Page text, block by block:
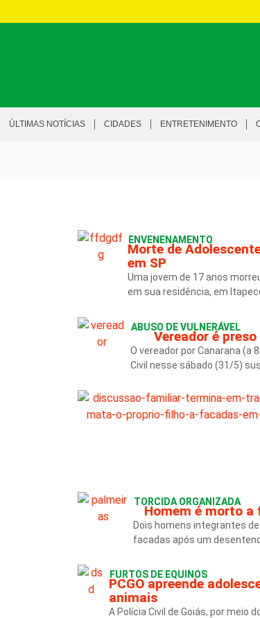
ÚLTIMAS NOTÍCIAS CIDADES ENTRETENIMENTO
ENVENENAMENTO
Morte de
em SP
Uma jovem de 17 anos
em sua residência, em
ABUSO DE VULNERÁVEL
Vereador é
O vereador por Canarana (a
Civil nesse sábado (31/5)
TORCIDA ORGANIZADA
Homem é morto
Dois homens integrantes
facadas após um
FURTOS DE EQUINOS
PCGO apreende
animais
A Polícia Civil de Goiás, por meio